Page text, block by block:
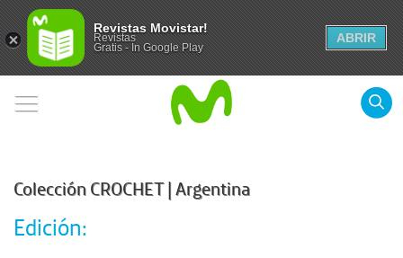
Colección CROCHET | Argentina
Edición:
Revistas Movistar!
Revistas
Gratis - In Google Play
ABRIR